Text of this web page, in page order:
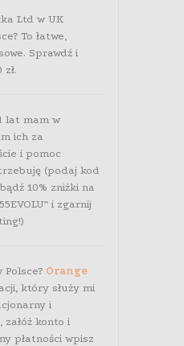
Ltd w UK
To łatwe,
Sprawdź i
lat mam w
ich za
i pomoc
(podaj kod
10% zniżki na
i zgarnij
Orange
który służy mi
i
załóż konto i
płatności wpisz